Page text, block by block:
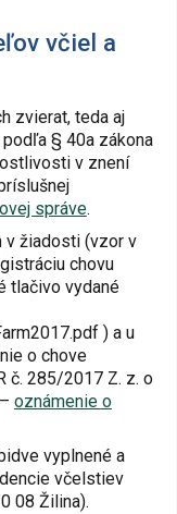
včiel a
zvierat, teda aj
§ 40a zákona
v znení
správe.
v žiadosti (vzor v
chovu
tlačivo vydané
) a u
o chove
č. 285/2017 Z. z. o
oznámenie o
vyplnené a
včelstiev
08 Žilina).